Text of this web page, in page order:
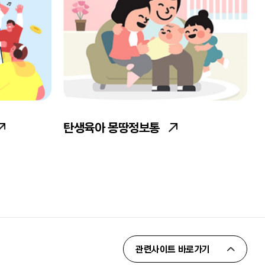
탄생육아 몽땅정보통
관련사이트 바로가기